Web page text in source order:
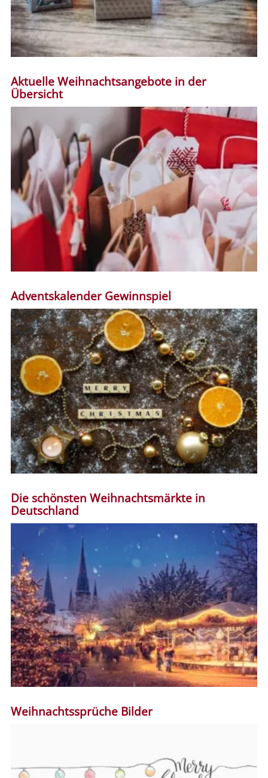
Aktuelle Weihnachtsangebote in der
Übersicht
Adventskalender Gewinnspiel
Die schönsten Weihnachtsmärkte in
Deutschland
Weihnachtssprüche Bilder